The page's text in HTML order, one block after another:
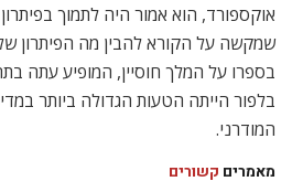
אוקספורד, הוא אמור היה לתמוך
שמקשה על הקורא להבין מה הפיתרון
בספרו על המלך חוסיין, המופיע עתה
בלפור הייתה הטעות הגדולה ביותר
המודרני.
מאמרים קשורים